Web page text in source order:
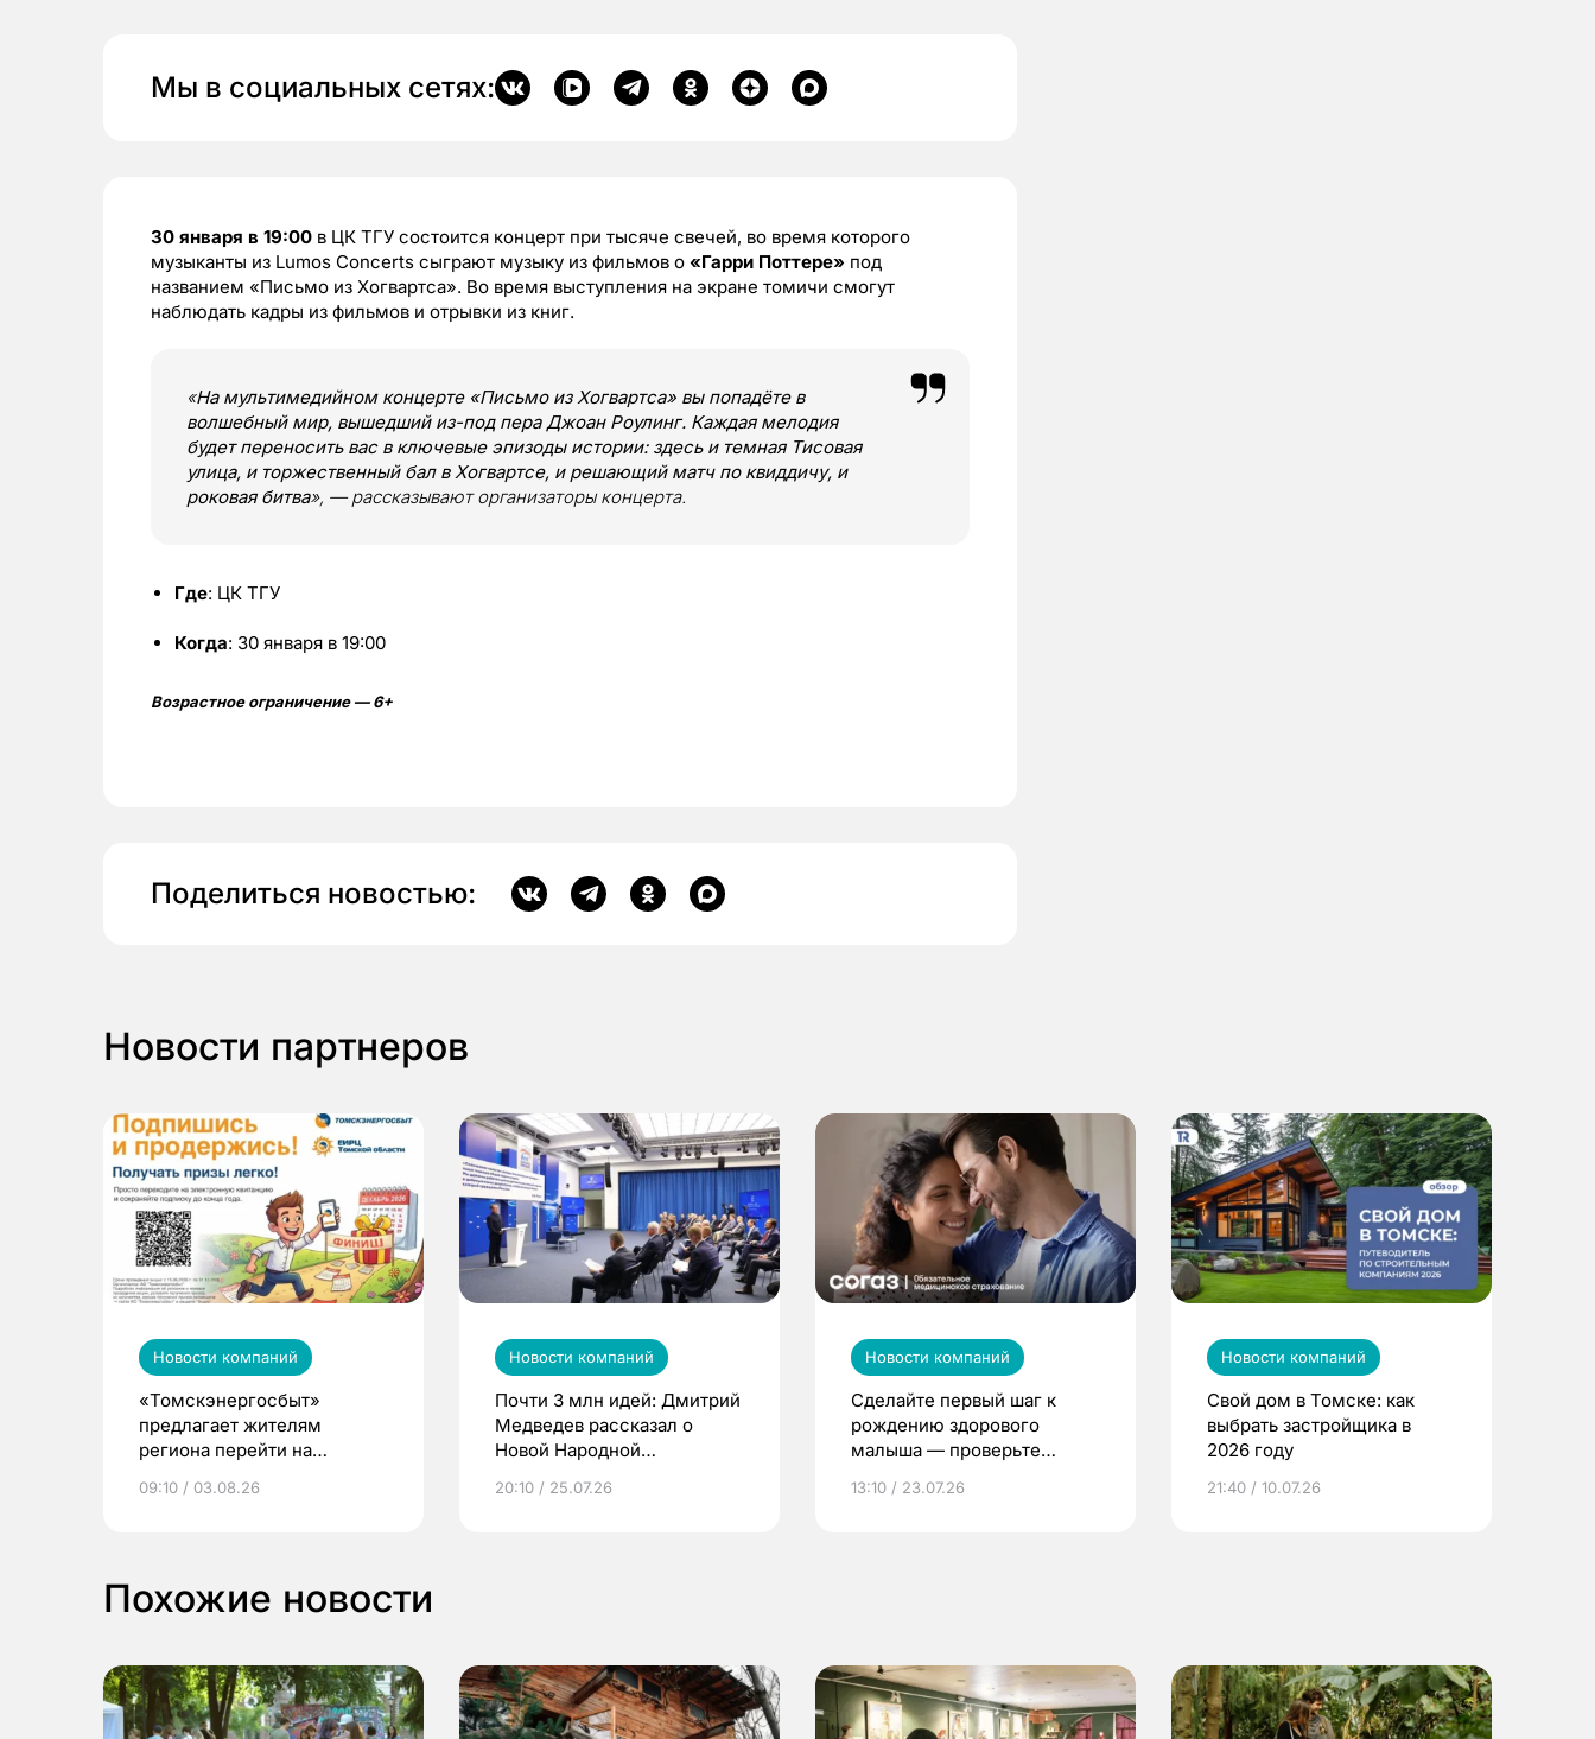
Мы в социальных сетях:
30 января в 19:00 в ЦК ТГУ состоится концерт при тысяче свечей, во время которого
музыканты из Lumos Concerts сыграют музыку из фильмов о «Гарри Поттере» под
названием «Письмо из Хогвартса». Во время выступления на экране томичи смогут
наблюдать кадры из фильмов и отрывки из книг.
«На мультимедийном концерте «Письмо из Хогвартса» вы попадёте в
волшебный мир, вышедший из-под пера Джоан Роулинг. Каждая мелодия
будет переносить вас в ключевые эпизоды истории: здесь и темная Тисовая
улица, и торжественный бал в Хогвартсе, и решающий матч по квиддичу, и
роковая битва», — рассказывают организаторы концерта.
Где: ЦК ТГУ
Когда: 30 января в 19:00
Возрастное ограничение — 6+
Поделиться новостью:
Новости партнеров
Новости компаний
«Томскэнергосбыт»
предлагает жителям
региона перейти на
выиграть призы
09:10 / 03.08.26
Новости компаний
Почти 3 млн идей: Дмитрий
Медведев рассказал о
Новой Народной
20:10 / 25.07.26
Новости компаний
Сделайте первый шаг к
рождению здорового
малыша — проверьте
по ОМС!
13:10 / 23.07.26
Новости компаний
Свой дом в Томске: как
выбрать застройщика в
2026 году
21:40 / 10.07.26
Похожие новости